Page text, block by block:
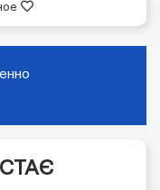
СТАЄ